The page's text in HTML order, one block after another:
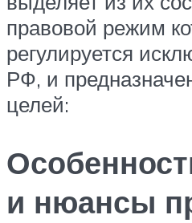
правовой режим
регулируется
РФ, и
целей:
и нюансы